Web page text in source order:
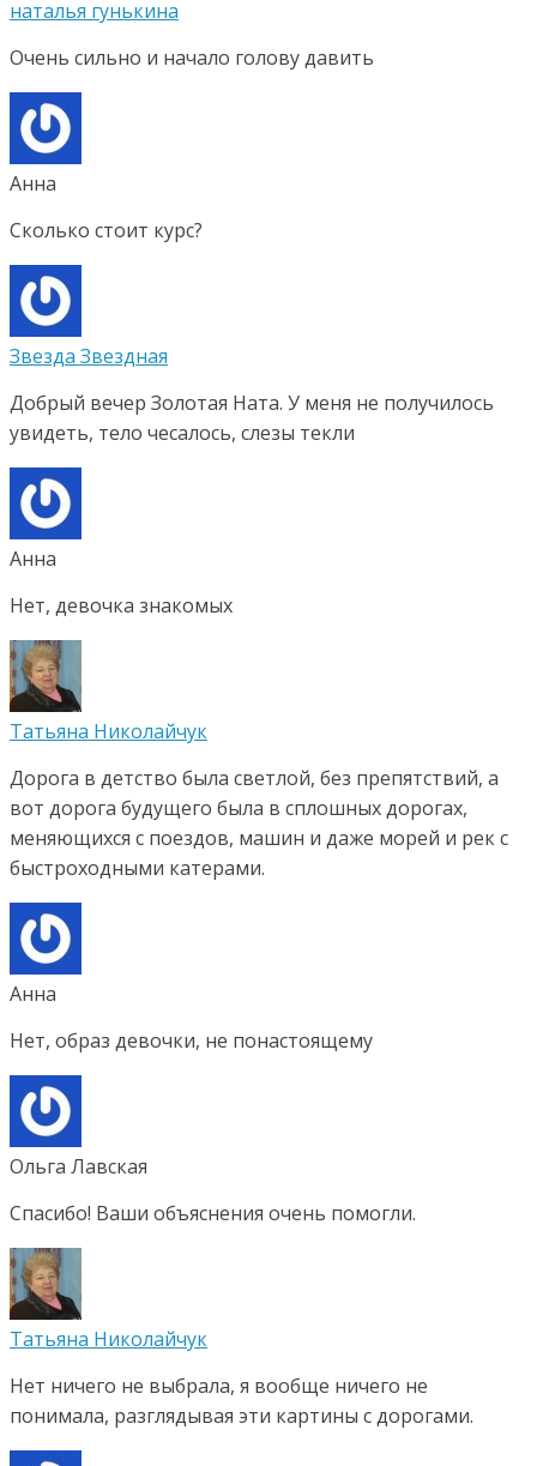
наталья гунькина
Очень сильно и начало голову давить
Анна
Сколько стоит курс?
Звезда Звездная
Добрый вечер Золотая Ната. У меня не получилось
увидеть, тело чесалось, слезы текли
Анна
Нет, девочка знакомых
Татьяна Николайчук
Дорога в детство была светлой, без препятствий, а
вот дорога будущего была в сплошных дорогах,
меняющихся с поездов, машин и даже морей и рек с
быстроходными катерами.
Анна
Нет, образ девочки, не понастоящему
Ольга Лавская
Спасибо! Ваши объяснения очень помогли.
Татьяна Николайчук
Нет ничего не выбрала, я вообще ничего не
понимала, разглядывая эти картины с дорогами.